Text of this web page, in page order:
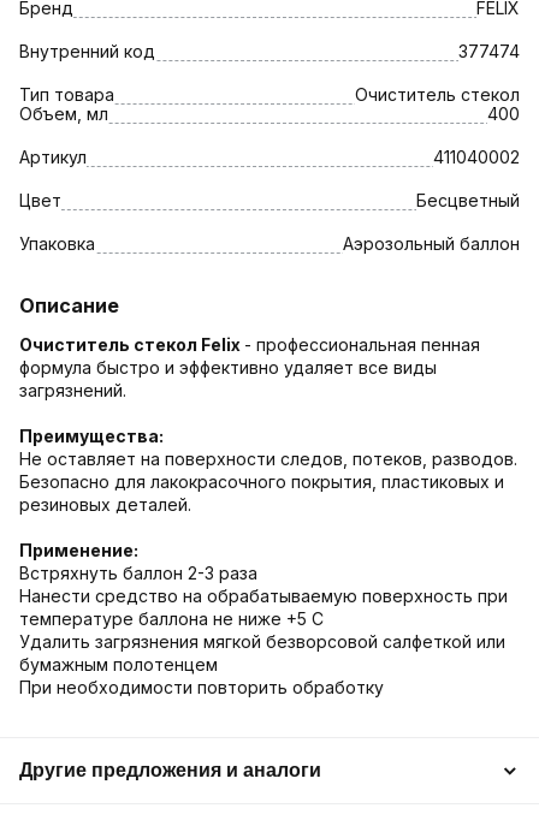
Бренд FELIX
Внутренний код 377474
Тип товара
Очиститель стекол
Объем, мл
400
Артикул 411040002
Цвет Бесцветный
Упаковка Аэрозольный баллон
Описание
Очиститель стекол Felix - профессиональная пенная
формула быстро и эффективно удаляет все виды
загрязнений.
Преимущества:
Не оставляет на поверхности следов, потеков, разводов.
Безопасно для лакокрасочного покрытия, пластиковых и
резиновых деталей.
Применение:
Встряхнуть баллон 2-3 раза
Нанести средство на обрабатываемую поверхность при
температуре баллона не ниже +5 С
Удалить загрязнения мягкой безворсовой салфеткой или
бумажным полотенцем
При необходимости повторить обработку
Другие предложения и аналоги